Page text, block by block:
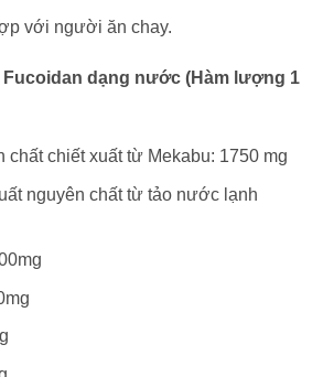
với người ăn chay.
dạng nước (Hàm lượng 1
chất chiết xuất từ Mekabu: 1750 mg
nguyên chất từ tảo nước lạnh